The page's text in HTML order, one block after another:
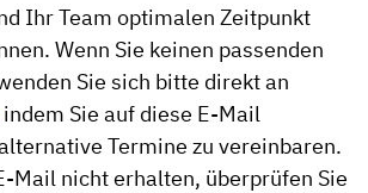
Ihr Team optimalen Zeitpunkt
Wenn Sie keinen passenden
Sie sich bitte direkt an
indem Sie auf diese E-Mail
Termine zu vereinbaren.
Mail nicht erhalten, überprüfen Sie